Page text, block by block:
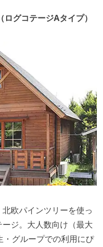
グコテージAタイプ）
欧パインツリーを使っ
ジ。大人数向け（最大
グループでの利用にぴ